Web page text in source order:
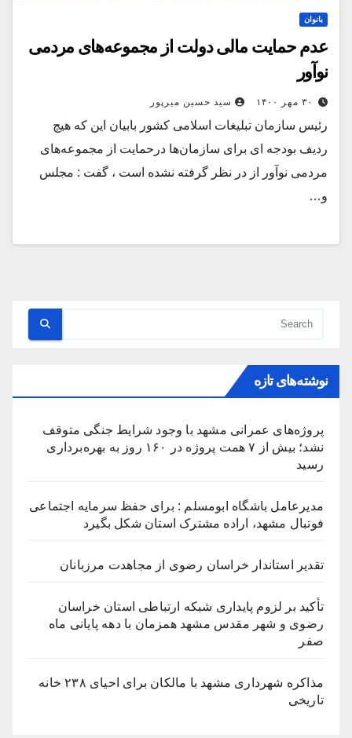
بانوان
عدم حمایت مالی دولت از مجموعه‌های مردمی
نوآور
۳۰ مهر ۱۴۰۰ سید حسین میرپور
رئیس سازمان تبلیغات اسلامی کشور بابیان این که هیچ
ردیف بودجه ای برای سازمان‌ها درحمایت از مجموعه‌های
مردمی نوآور از در نظر گرفته نشده است ، گفت : مجلس
و…
نوشته‌های تازه
پروژه‌های عمرانی مشهد با وجود شرایط جنگی متوقف
نشد؛ بیش از ۷ همت پروژه در ۱۶۰ روز به بهره‌برداری
رسید
مدیرعامل باشگاه ابومسلم : برای حفظ سرمایه اجتماعی
فوتبال مشهد، اراده مشترک استان شکل بگیرد
تقدیر استاندار خراسان رضوی از مجاهدت مرزبانان
تأکید بر لزوم پایداری شبکه ارتباطی استان خراسان
رضوی و شهر مقدس مشهد همزمان با دهه پایانی ماه
صفر
مذاکره شهرداری مشهد با مالکان برای احیای ۲۳۸ خانه
تاریخی